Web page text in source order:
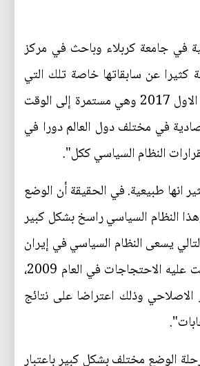
في جامعة كربلاء وباحث في مركز
كثيرا عن سابقاتها خاصة تلك التي
حدثت في العام 2009 وسميت حينها بالثورة الخضراء. هذه الاحتجاجات بدأت يوم الخميس 31 كانون الاول 2017 وهي مستمرة إلى الوقت
في مختلف دول العالم دورا في
النظام السياسي ككل".
انها طبيعية. في الحقيقة أن الوضع
النظام السياسي راسخ بشكل كبير
يسعى النظام السياسي في إيران
على وضعها موضع التطبيق وترجمتها على ارض الواقع. هذه الاحتجاجات بدأت شعبية على عكس ما كانت عليه الاحتجاجات في العام 2009،
وذلك اعتراضا على نتائج
الوضع مختلف بشكل كبير باعتبار